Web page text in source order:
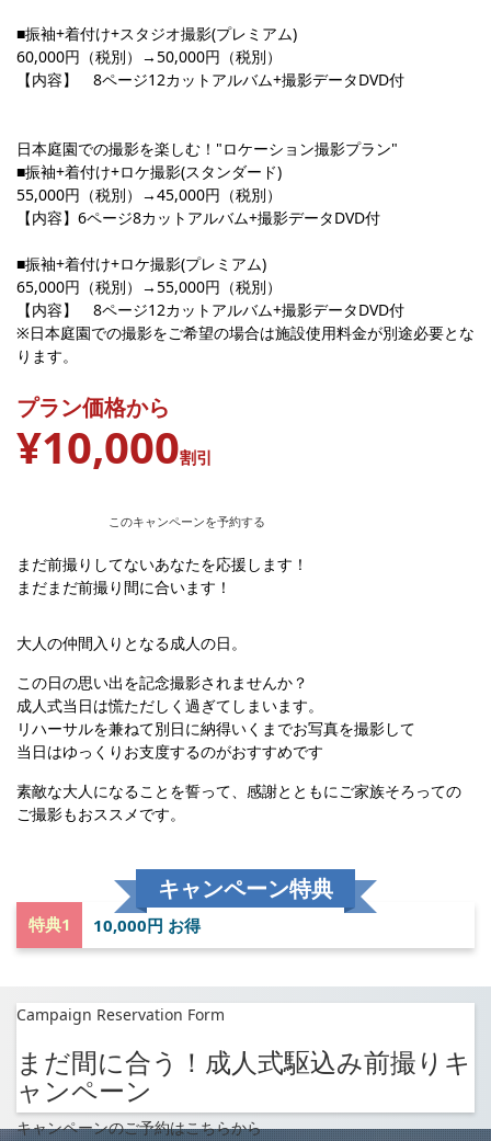
■振袖+着付け+スタジオ撮影(プレミアム)
60,000円（税別）→50,000円（税別）
【内容】 8ページ12カットアルバム+撮影データDVD付
日本庭園での撮影を楽しむ！"ロケーション撮影プラン"
■振袖+着付け+ロケ撮影(スタンダード)
55,000円（税別）→45,000円（税別）
【内容】6ページ8カットアルバム+撮影データDVD付
■振袖+着付け+ロケ撮影(プレミアム)
65,000円（税別）→55,000円（税別）
【内容】 8ページ12カットアルバム+撮影データDVD付
※日本庭園での撮影をご希望の場合は施設使用料金が別途必要とな
ります。
プラン価格から
¥10,000割引
このキャンペーンを予約する
まだ前撮りしてないあなたを応援します！
まだまだ前撮り間に合います！
大人の仲間入りとなる成人の日。
この日の思い出を記念撮影されませんか？
成人式当日は慌ただしく過ぎてしまいます。
リハーサルを兼ねて別日に納得いくまでお写真を撮影して
当日はゆっくりお支度するのがおすすめです
素敵な大人になることを誓って、感謝とともにご家族そろっての
ご撮影もおススメです。
キャンペーン特典
特典1 10,000円 お得
Campaign Reservation Form
まだ間に合う！成人式駆込み前撮りキ
ャンペーン
キャンペーンのご予約はこちらから